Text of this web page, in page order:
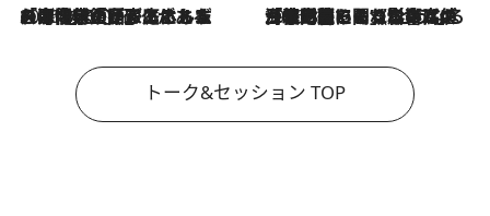
2026.8.3
「今後値上げがあるとすれば…」「リスクがあるのは今年の冬」エネルギー専門家が語る、ホルムズ海峡封鎖が家庭にもたらす“ある心配” 2026.8.3
「住宅建てられない…」「サーチャージ料の高値が続いている」ホルムズ海峡封鎖による影響はいつまで続く？《エネルギー専門家に聞く“どうなる日本の暮らし”》
トーク&セッション TOP